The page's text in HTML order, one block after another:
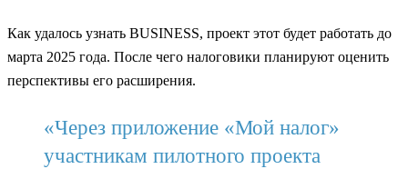
Как удалось узнать BUSINESS, проект этот будет работать до
марта 2025 года. После чего налоговики планируют оценить
перспективы его расширения.
«Через приложение «Мой налог»
участникам пилотного проекта